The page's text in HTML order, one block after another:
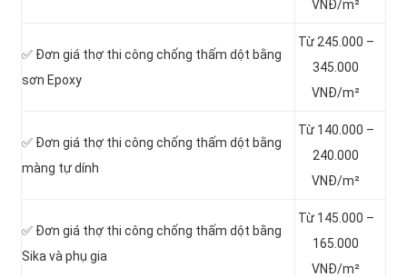
VNĐ/m²
✅ Đơn giá thợ thi công chống thấm dột bằng
sơn Epoxy
Từ 245.000 –
345.000
VNĐ/m²
✅ Đơn giá thợ thi công chống thấm dột bằng
màng tự dính
Từ 140.000 –
240.000
VNĐ/m²
✅ Đơn giá thợ thi công chống thấm dột bằng
Sika và phụ gia
Từ 145.000 –
165.000
VNĐ/m²